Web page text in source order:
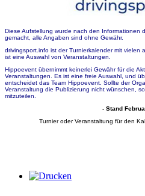
Diese Aufstellung wurde nach den Informationen
gemacht, alle Angaben sind ohne Gewähr.
drivingsport.info ist der Turnierkalender mit
ist eine Auswahl von Veranstaltungen.
Hippoevent übernimmt keinerlei Gewähr für die
Veranstaltungen. Es ist eine freie Auswahl, und
entscheidet das Team Hippoevent. Sollte der
Veranstaltung die Publizierung nicht wünschen,
mitzuteilen.
- Stand
Turnier oder Veranstaltung für den